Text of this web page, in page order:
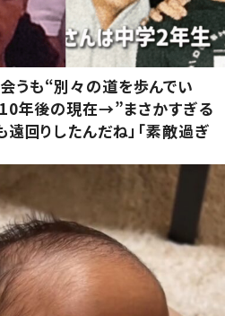
うも“別々の道を歩んでい
10年後の現在→”まさかすぎる
回りしたんだね」「素敵過ぎ